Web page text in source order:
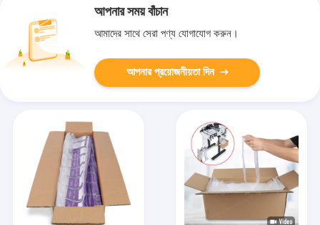
আপনার সময় বাঁচান
আমাদের সাথে সেরা পণ্য যোগাযোগ করুন।
আপনার প্রয়োজনীয়তা দিন